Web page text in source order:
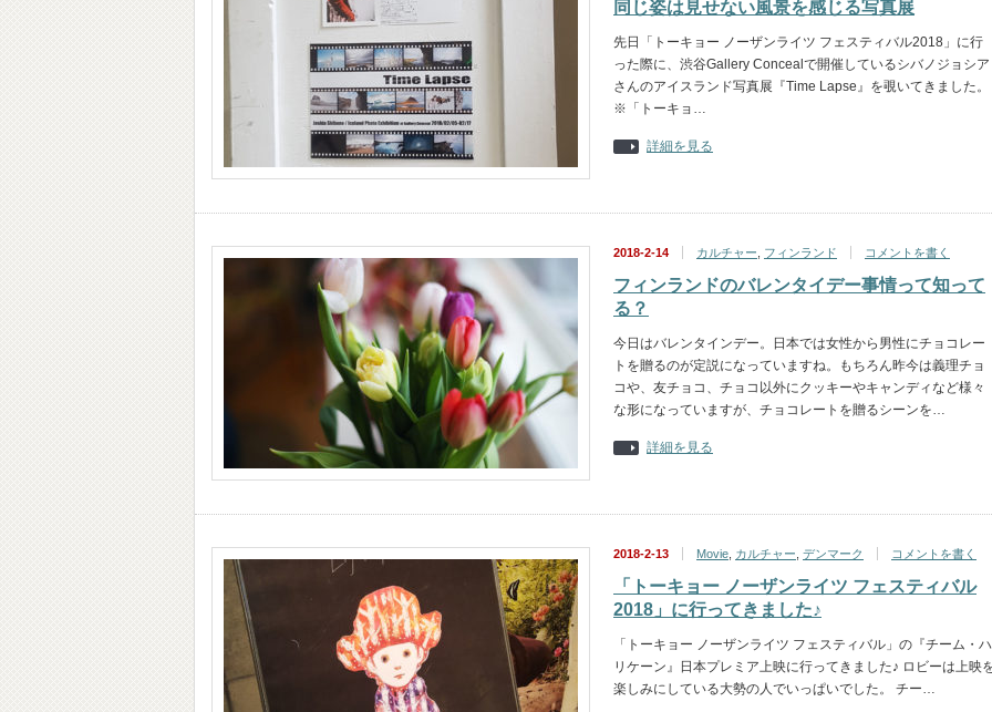
同じ姿は見せない風景を感じる写真展
先日「トーキョー ノーザンライツ フェスティバル2018」に行
った際に、渋谷Gallery Concealで開催しているシバノジョシア
さんのアイスランド写真展『Time Lapse』を覗いてきました。
※「トーキョ…
詳細を見る
2018-2-14 カルチャー フィンランド コメントを書く
フィンランドのバレンタイデー事情って知って
る？
今日はバレンタインデー。日本では女性から男性にチョコレー
トを贈るのが定説になっていますね。もちろん昨今は義理チョ
コや、友チョコ、チョコ以外にクッキーやキャンディなど様々
な形になっていますが、チョコレートを贈るシーンを…
詳細を見る
2018-2-13 Movie カルチャー デンマーク コメントを書く
「トーキョー ノーザンライツ フェスティバル
2018」に行ってきました♪
「トーキョー ノーザンライツ フェスティバル」の『チーム・ハ
リケーン』日本プレミア上映に行ってきました♪ ロビーは上映
楽しみにしている大勢の人でいっぱいでした。 チー…